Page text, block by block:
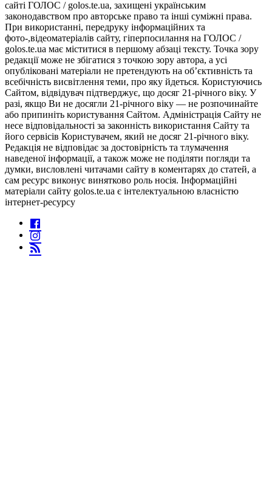
сайті ГОЛОС / golos.te.ua, захищені українським
законодавством про авторське право та інші суміжні права.
При використанні, передруку інформаційних та
фото-,відеоматеріалів сайту, гіперпосилання на ГОЛОС /
golos.te.ua має міститися в першому абзаці тексту. Точка зору
редакції може не збігатися з точкою зору автора, а усі
опубліковані матеріали не претендують на об’єктивність та
всебічність висвітлення теми, про яку йдеться. Користуючись
Сайтом, відвідувач підтверджує, що досяг 21-річного віку. У
разі, якщо Ви не досягли 21-річного віку — не розпочинайте
або припиніть користування Сайтом. Адміністрація Сайту не
несе відповідальності за законність використання Сайту та
його сервісів Користувачем, який не досяг 21-річного віку.
Редакція не відповідає за достовірність та тлумачення
наведеної інформації, а також може не поділяти погляди та
думки, висловлені читачами сайту в коментарях до статей, а
сам ресурс виконує винятково роль носія. Інформаційні
матеріали сайту golos.te.ua є інтелектуальною власністю
інтернет-ресурсу